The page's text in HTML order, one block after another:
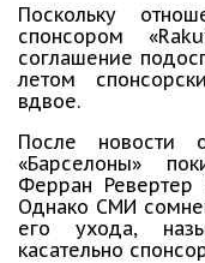
Поскольку
спонсором
соглашение
летом
вдвое.
После новости
«Барселоны»
Ферран Ревертер
Однако СМИ
его ухода,
касательно